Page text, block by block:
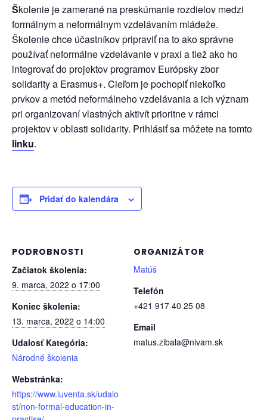
Školenie je zamerané na preskúmanie rozdielov medzi
formálnym a neformálnym vzdelávaním mládeže.
Školenie chce účastníkov pripraviť na to ako správne
používať neformálne vzdelávanie v praxi a tiež ako ho
integrovať do projektov programov Európsky zbor
solidarity a Erasmus+. Cieľom je pochopiť niekoľko
prvkov a metód neformálneho vzdelávania a ich význam
pri organizovaní vlastných aktivít prioritne v rámci
projektov v oblasti solidarity. Prihlásiť sa môžete na tomto
linku.
Pridať do kalendára
PODROBNOSTI
Začiatok školenia:
9. marca, 2022 o 17:00
Koniec školenia:
13. marca, 2022 o 14:00
Udalosť Kategória:
Národné školenia
Webstránka:
https://www.iuventa.sk/udalo
st/non-formal-education-in-
ORGANIZÁTOR
Matúš
Telefón
+421 917 40 25 08
Email
matus.zibala@nivam.sk